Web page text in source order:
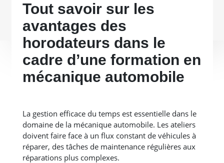
Tout savoir sur les
avantages des
horodateurs dans le
cadre d’une formation en
mécanique automobile
La gestion efficace du temps est essentielle dans le
domaine de la mécanique automobile. Les ateliers
doivent faire face à un flux constant de véhicules à
réparer, des tâches de maintenance régulières aux
réparations plus complexes.